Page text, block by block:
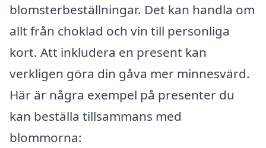
blomsterbeställningar. Det kan handla om
allt från choklad och vin till personliga
kort. Att inkludera en present kan
verkligen göra din gåva mer minnesvärd.
Här är några exempel på presenter du
kan beställa tillsammans med
blommorna: